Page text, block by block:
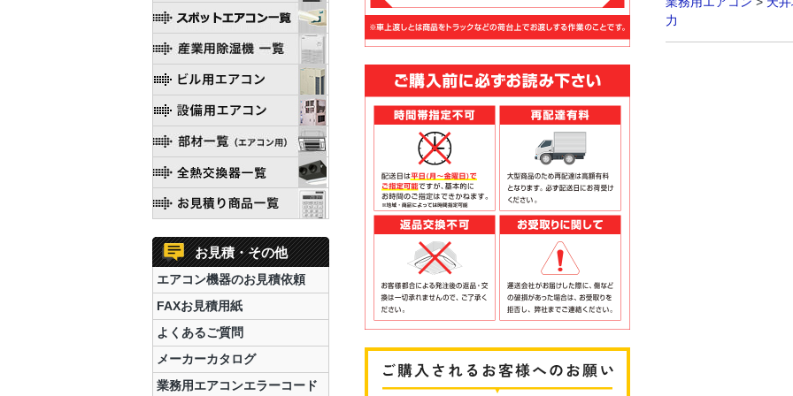
力
お見積・その他
エアコン機器のお見積依頼
FAXお見積用紙
よくあるご質問
メーカーカタログ
業務用エアコンエラーコード